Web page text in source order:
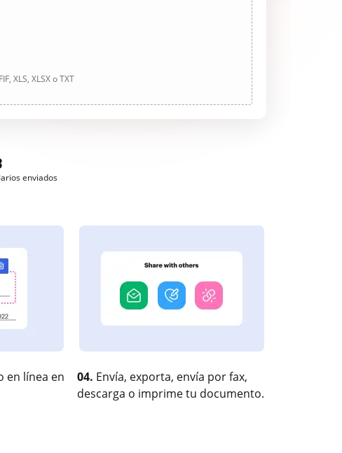
XLS, XLSX o TXT
enviados
en línea en
04. Envía, exporta, envía por fax,
descarga o imprime tu documento.